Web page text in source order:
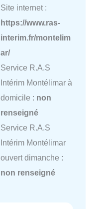
Site internet :
https://www.ras-
interim.fr/montelim
ar/
Service R.A.S
Intérim Montélimar à
domicile : non
renseigné
Service R.A.S
Intérim Montélimar
ouvert dimanche :
non renseigné